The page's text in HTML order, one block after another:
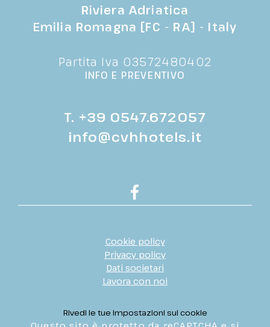
Riviera Adriatica
Emilia Romagna [FC - RA] - Italy
Partita Iva 03572480402
INFO E PREVENTIVO
T. +39 0547.672057
info@cvhhotels.it
Cookie policy
Privacy policy
Dati societari
Lavora con noi
Rivedi le tue impostazioni sui cookie